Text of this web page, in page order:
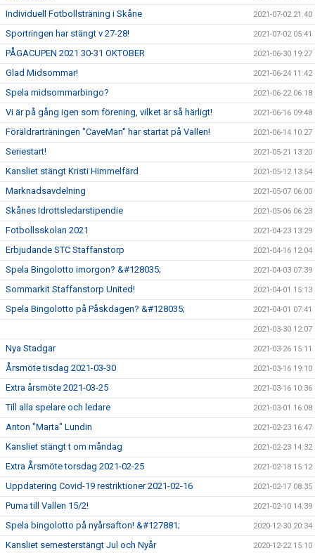
Individuell Fotbollsträning i Skåne 2021-07-02 21:40
Sportringen har stängt v 27-28! 2021-07-02 05:41
PÅGACUPEN 2021 30-31 OKTOBER 2021-06-30 19:27
Glad Midsommar! 2021-06-24 11:42
Spela midsommarbingo? 2021-06-22 06:18
Vi är på gång igen som förening, vilket är så härligt! 2021-06-16 09:48
Föräldrarträningen "CaveMan" har startat på Vallen! 2021-06-14 10:27
Seriestart! 2021-05-21 13:20
Kansliet stängt Kristi Himmelfärd 2021-05-12 13:54
Marknadsavdelning 2021-05-07 06:00
Skånes Idrottsledarstipendie 2021-05-06 06:23
Fotbollsskolan 2021 2021-04-23 13:29
Erbjudande STC Staffanstorp 2021-04-16 12:04
Spela Bingolotto imorgon? &#128035; 2021-04-03 07:39
Sommarkit Staffanstorp United! 2021-04-01 15:13
Spela Bingolotto på Påskdagen? &#128035; 2021-04-01 07:41
2021-03-30 12:07
Nya Stadgar 2021-03-26 15:11
Årsmöte tisdag 2021-03-30 2021-03-16 19:10
Extra årsmöte 2021-03-25 2021-03-16 10:36
Till alla spelare och ledare 2021-03-01 16:08
Anton "Marta" Lundin 2021-02-23 16:47
Kansliet stängt t om måndag 2021-02-23 14:32
Extra Årsmöte torsdag 2021-02-25 2021-02-18 15:12
Uppdatering Covid-19 restriktioner 2021-02-16 2021-02-17 08:35
Puma till Vallen 15/2! 2021-02-10 14:39
Spela bingolotto på nyårsafton! &#127881; 2020-12-30 20:34
Kansliet semesterstängt Jul och Nyår 2020-12-22 15:10